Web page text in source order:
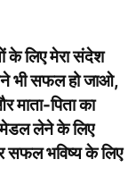
के लिए मेरा संदेश
भी सफल हो जाओ,
पिता का
मेडल लेने के लिए
भविष्य के लिए